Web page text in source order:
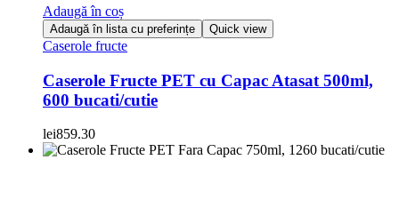
Adaugă în coș
Adaugă în lista cu preferințe Quick view
Caserole fructe
Caserole Fructe PET cu Capac Atasat 500ml,
600 bucati/cutie
lei859.30